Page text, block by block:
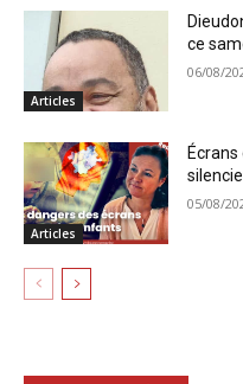
Articles
ce
06/08/
Articles
05/08/